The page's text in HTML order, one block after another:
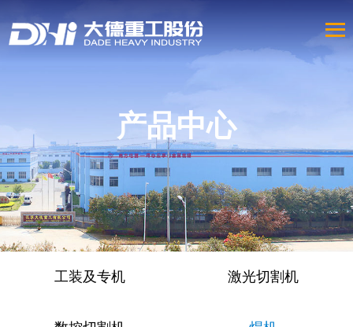
产品中心
工装及专机 激光切割机